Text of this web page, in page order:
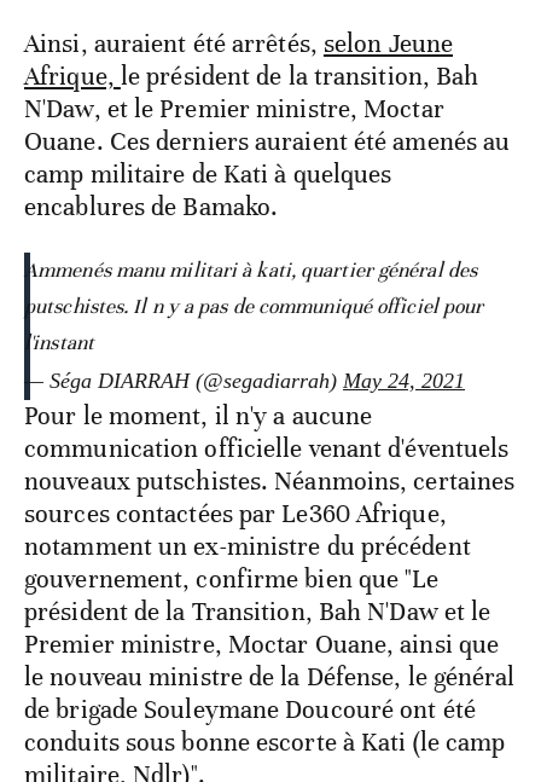
Ainsi, auraient été arrêtés, selon Jeune
Afrique, le président de la transition, Bah
N'Daw, et le Premier ministre, Moctar
Ouane. Ces derniers auraient été amenés au
camp militaire de Kati à quelques
encablures de Bamako.
Ammenés manu militari à kati, quartier général des
putschistes. Il n y a pas de communiqué officiel pour
l'instant
— Séga DIARRAH (@segadiarrah) May 24, 2021
Pour le moment, il n'y a aucune
communication officielle venant d'éventuels
nouveaux putschistes. Néanmoins, certaines
sources contactées par Le360 Afrique,
notamment un ex-ministre du précédent
gouvernement, confirme bien que "Le
président de la Transition, Bah N'Daw et le
Premier ministre, Moctar Ouane, ainsi que
le nouveau ministre de la Défense, le général
de brigade Souleymane Doucouré ont été
conduits sous bonne escorte à Kati (le camp
militaire, Ndlr)".